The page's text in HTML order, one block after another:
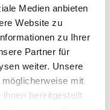
Medien anbieten
Website zu
zu Ihrer
Partner für
weiter. Unsere
mit
bereitgestellt